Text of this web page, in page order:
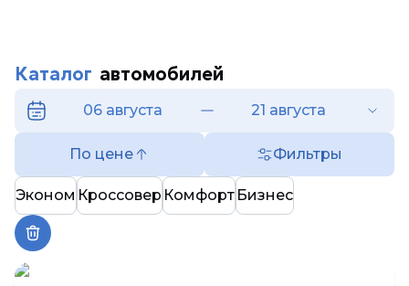
Каталог автомобилей
06 августа 21 августа
По цене Фильтры
Эконом Кроссовер Комфорт Бизнес